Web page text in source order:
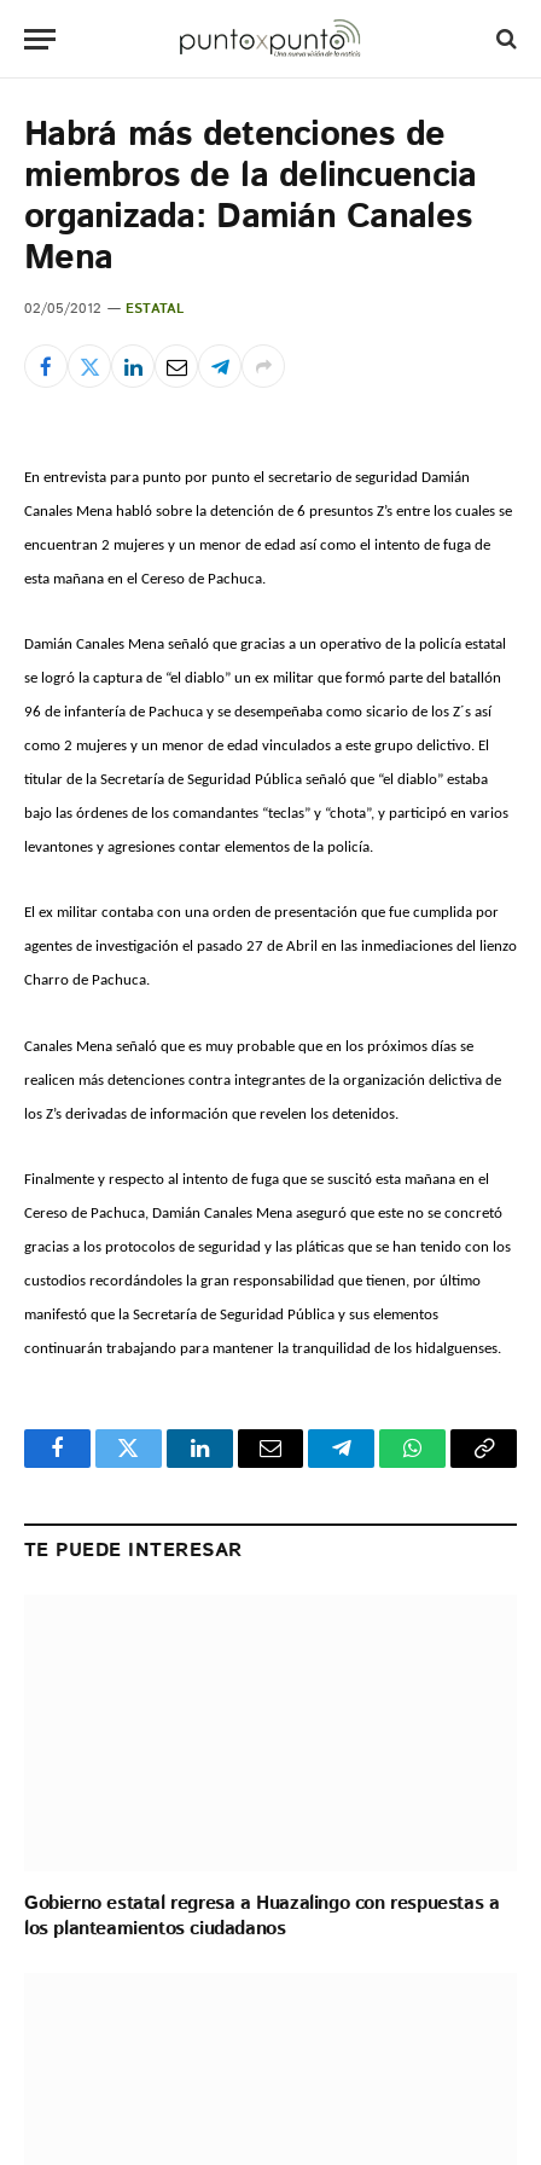
Habrá más detenciones de
miembros de la delincuencia
organizada: Damián Canales
Mena
02/05/2012 ESTATAL
En entrevista para punto por punto el secretario de seguridad Damián
Canales Mena habló sobre la detención de 6 presuntos Z’s entre los cuales se
encuentran 2 mujeres y un menor de edad así como el intento de fuga de
esta mañana en el Cereso de Pachuca.
Damián Canales Mena señaló que gracias a un operativo de la policía estatal
se logró la captura de “el diablo” un ex militar que formó parte del batallón
96 de infantería de Pachuca y se desempeñaba como sicario de los Z´s así
como 2 mujeres y un menor de edad vinculados a este grupo delictivo. El
titular de la Secretaría de Seguridad Pública señaló que “el diablo” estaba
bajo las órdenes de los comandantes “teclas” y “chota”, y participó en varios
levantones y agresiones contar elementos de la policía.
El ex militar contaba con una orden de presentación que fue cumplida por
agentes de investigación el pasado 27 de Abril en las inmediaciones del lienzo
Charro de Pachuca.
Canales Mena señaló que es muy probable que en los próximos días se
realicen más detenciones contra integrantes de la organización delictiva de
los Z’s derivadas de información que revelen los detenidos.
Finalmente y respecto al intento de fuga que se suscitó esta mañana en el
Cereso de Pachuca, Damián Canales Mena aseguró que este no se concretó
gracias a los protocolos de seguridad y las pláticas que se han tenido con los
custodios recordándoles la gran responsabilidad que tienen, por último
manifestó que la Secretaría de Seguridad Pública y sus elementos
continuarán trabajando para mantener la tranquilidad de los hidalguenses.
FacebookTwitter LinkedInEmail TelegramWhatsApp
Copy
TE PUEDE INTERESAR
Gobierno estatal regresa a Huazalingo con respuestas a
los planteamientos ciudadanos